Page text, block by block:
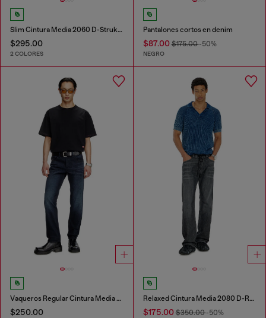
Slim Cintura Media 2060 D-Strukt Joggjeans®
$295.00
2 COLORES
Pantalones cortos en denim
$87.00$175.00-50%
NEGRO
Vaqueros Regular Cintura Media 2023 D-Finitive
$250.00
Relaxed Cintura Media 2080 D-Reel Joggjeans®
$175.00$350.00-50%